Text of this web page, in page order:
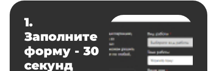
Данила
Вид работы:
Диссертация
1.
Заполните
форму - 30
секунд